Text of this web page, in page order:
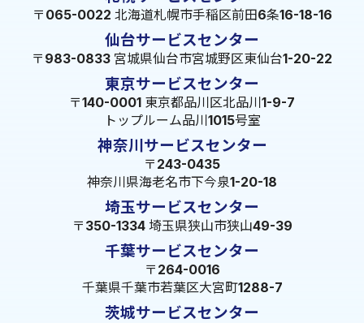
〒065-0022 北海道札幌市手稲区前田6条16-18-16
仙台サービスセンター
〒983-0833 宮城県仙台市宮城野区東仙台1-20-22
東京サービスセンター
〒140-0001 東京都品川区北品川1-9-7
トップルーム品川1015号室
神奈川サービスセンター
〒243-0435
神奈川県海老名市下今泉1-20-18
埼玉サービスセンター
〒350-1334 埼玉県狭山市狭山49-39
千葉サービスセンター
〒264-0016
千葉県千葉市若葉区大宮町1288-7
茨城サービスセンター